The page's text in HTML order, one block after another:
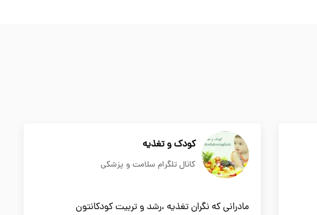
کودک و تغذیه
کانال تلگرام سلامت و پزشکی
مادرانی که نگران تغذیه ،رشد و تربیت کودکانتون